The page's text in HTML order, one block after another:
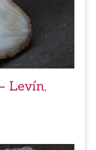
Levín,